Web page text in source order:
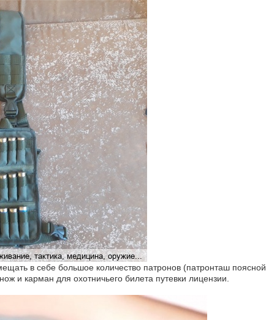
в себе большое количество патронов (патронташ поясной
и карман для охотничьего билета путевки лицензии.